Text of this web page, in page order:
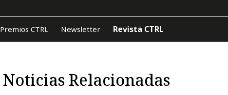
Premios CTRL Newsletter Revista CTRL
Noticias Relacionadas